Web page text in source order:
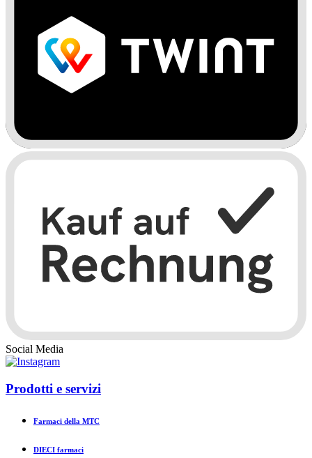
Social Media
Prodotti e servizi
Farmaci della MTC
DIECI farmaci